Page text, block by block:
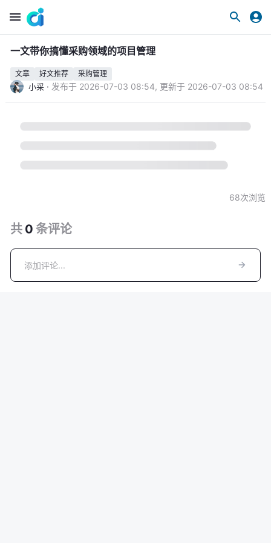
一文带你搞懂采购领域的项目管理
文章 好文推荐 采购管理
小采 · 发布于 2026-07-03 08:54, 更新于 2026-07-03 08:54
68次浏览
共 0 条评论